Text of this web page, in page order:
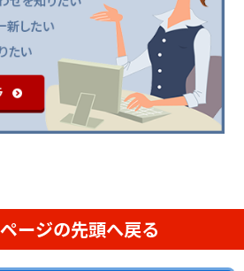
ージの先頭へ戻る